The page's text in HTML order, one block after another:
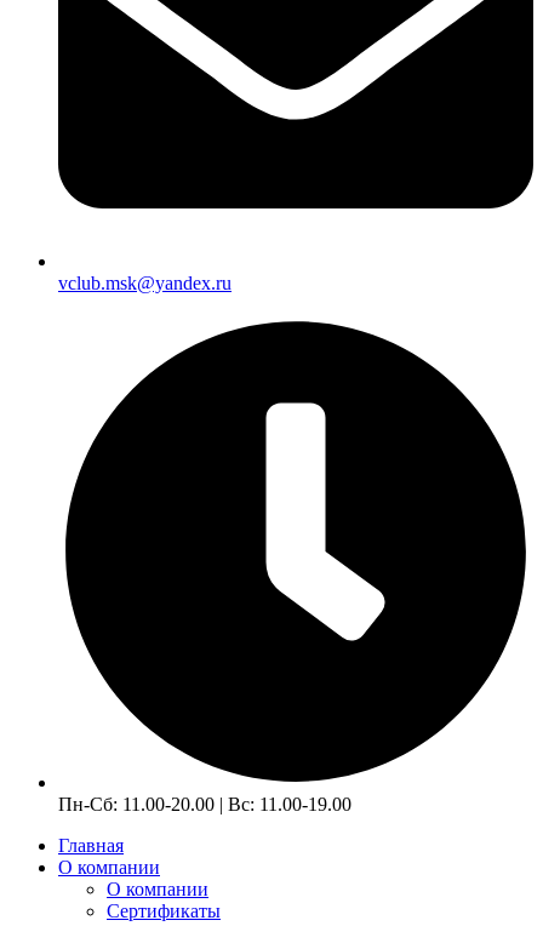
vclub.msk@yandex.ru
Пн-Сб: 11.00-20.00 | Вс: 11.00-19.00
Главная
О компании
О компании
Сертификаты